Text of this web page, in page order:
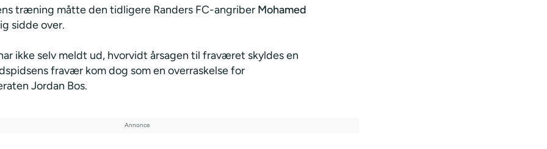
træning måtte den tidligere Randers FC-angriber Mohamed
sidde over.
ikke selv meldt ud, hvorvidt årsagen til fraværet skyldes en
fravær kom dog som en overraskelse for
Jordan Bos.